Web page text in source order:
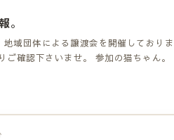
。
域団体による譲渡会を開催しており
確認下さいませ。 参加の猫ちゃん。